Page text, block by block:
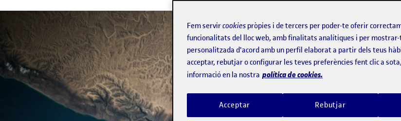
Fem servircookies pròpies i de tercers per poder-te oferir
funcionalitats del lloc web, amb finalitats analítiques i per
personalitzada d'acord amb un perfil elaborat a partir dels teus
acceptar, rebutjar o configurar les teves preferències fent clic a
informació en la nostra política de cookies.
Rebutjar
Acceptar